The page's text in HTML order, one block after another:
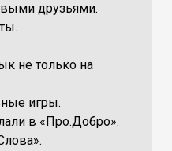
друзьями.
не только на
игры.
в «Про.Добро».